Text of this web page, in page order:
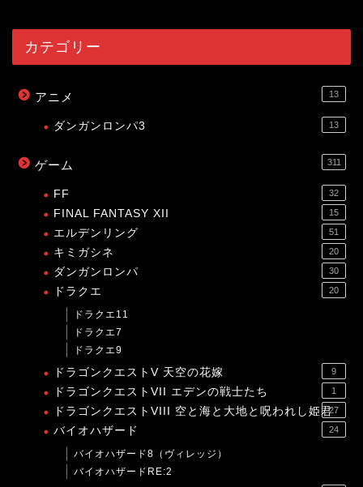
カテゴリー
アニメ 13
ダンガンロンパ3 13
ゲーム 311
FF 32
FINAL FANTASY XII 15
エルデンリング 51
キミガシネ 20
ダンガンロンパ 30
ドラクエ 20
ドラクエ11
ドラクエ7
ドラクエ9
ドラゴンクエストV 天空の花嫁 9
ドラゴンクエストVII エデンの戦士たち 1
ドラゴンクエストVIII 空と海と大地と呪われし姫君27
バイオハザード 24
バイオハザード8（ヴィレッジ）
バイオハザードRE:2